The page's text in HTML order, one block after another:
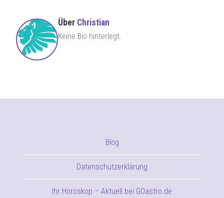
Über Christian
Keine Bio hinterlegt.
Blog
Datenschutzerklärung
Ihr Horoskop – Aktuell bei GOastro.de